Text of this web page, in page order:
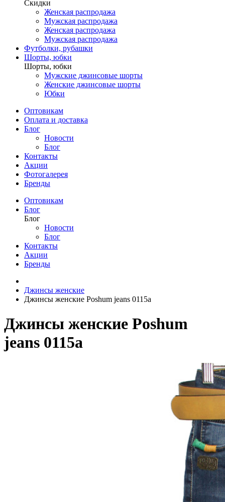
Скидки
Женская распродажа
Мужская распродажа
Женская распродажа
Мужская распродажа
Футболки, рубашки
Шорты, юбки
Шорты, юбки
Мужские джинсовые шорты
Женские джинсовые шорты
Юбки
Оптовикам
Оплата и доставка
Блог
Новости
Блог
Контакты
Акции
Фотогалерея
Бренды
Оптовикам
Блог
Блог
Новости
Блог
Контакты
Акции
Бренды
Джинсы женские
Джинсы женские Poshum jeans 0115a
Джинсы женские Poshum
jeans 0115a